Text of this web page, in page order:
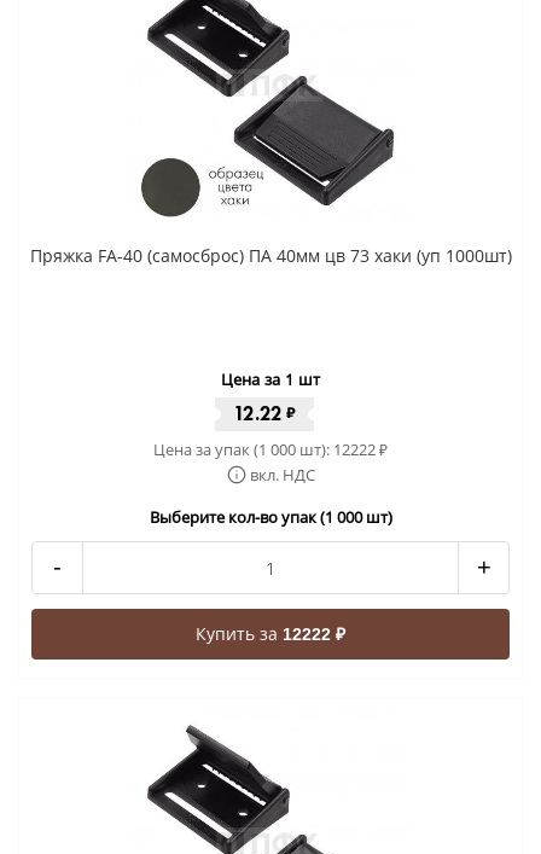
Пряжка FA-40 (самосброс) ПА 40мм цв 73 хаки (уп 1000шт)
Цена за 1 шт
12.22 ₽
Цена за упак (1 000 шт): 12222₽
вкл. НДС
Выберите кол-во упак (1 000 шт)
- +
Купить за 12222 ₽